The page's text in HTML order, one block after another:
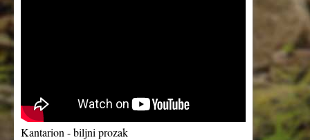
Kantarion - biljni prozak